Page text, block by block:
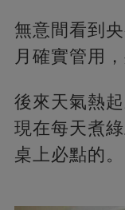
無意間看到
月確實管用
後來天氣熱
現在每天煮
桌上必點的。